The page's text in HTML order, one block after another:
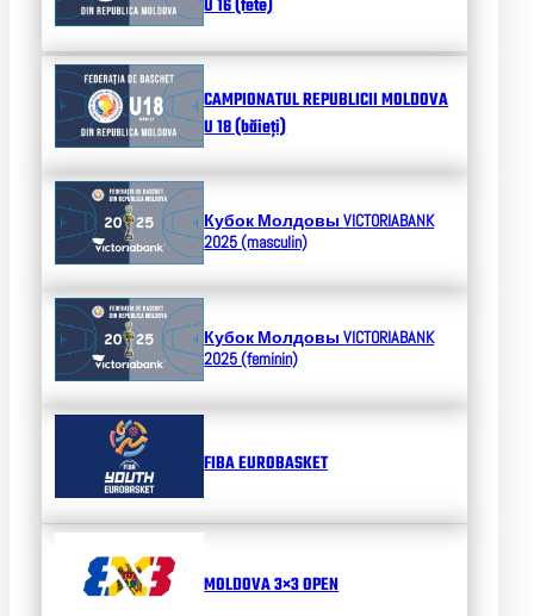
U 16 (fete)
CAMPIONATUL REPUBLICII MOLDOVA
U 18 (băieți)
Кубок МолдовыVICTORIABANK
2025 (masculin)
Кубок МолдовыVICTORIABANK
2025 (feminin)
FIBA EUROBASKET
MOLDOVA 3×3 OPEN